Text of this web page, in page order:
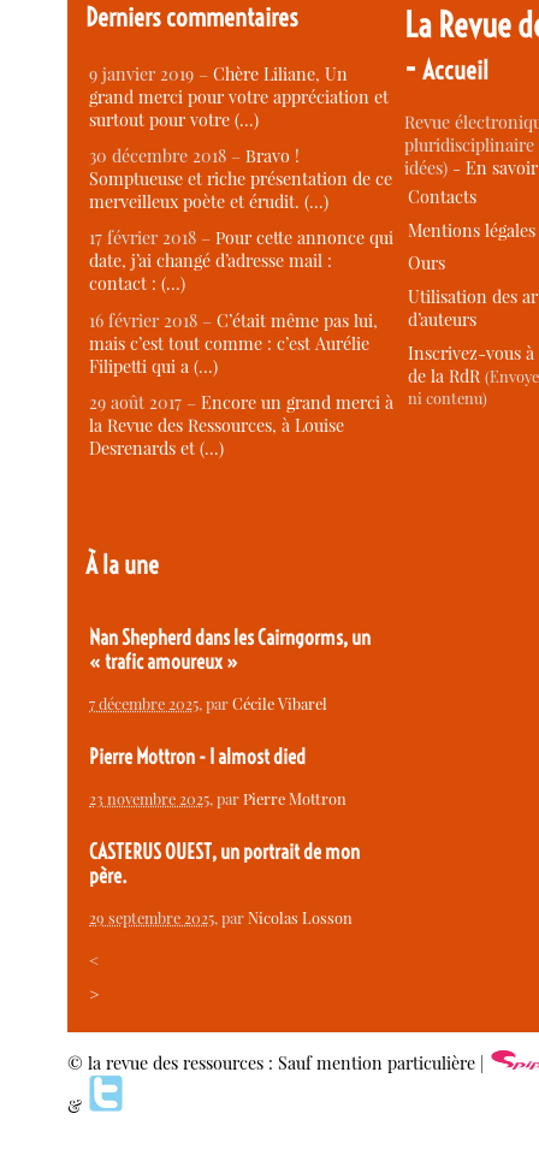
Derniers commentaires
9 janvier 2019 –Chère Liliane, Un
grand merci pour votre appréciation et
surtout pour votre (…)
30 décembre 2018 –Bravo !
Somptueuse et riche présentation de ce
merveilleux poète et érudit. (…)
17 février 2018 –Pour cette annonce qui
date, j’ai changé d’adresse mail :
contact : (…)
16 février 2018 –C’était même pas lui,
mais c’est tout comme : c’est Aurélie
Filipetti qui a (…)
29 août 2017 –Encore un grand merci à
la Revue des Ressources, à Louise
Desrenards et (…)
À la une
Nan Shepherd dans les Cairngorms, un
« trafic amoureux »
7 décembre 2025, parCécile Vibarel
Pierre Mottron - I almost died
23 novembre 2025, parPierre Mottron
CASTERUS OUEST, un portrait de mon
père.
29 septembre 2025, parNicolas Losson
<
>
La Revue
-Accueil
Revue
idées) -En
Contacts
Mentions légales
Ours
Utilisation des
d’auteurs
Inscrivez-vous
de la RdR
ni contenu)
© la revue des ressources : Sauf mention particulière |
&